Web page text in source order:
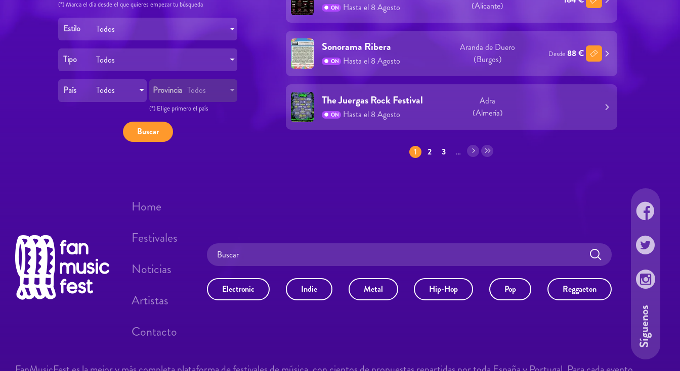
(*) Marca el día desde el que quieres empezar tu búsqueda
Estilo Todos
Tipo Todos
País Todos Provincia Todos
(*) Elige primero el país
ON Hasta el 8 Agosto
(Alicante)
ON Hasta el 8 Agosto
Sonorama Ribera
Aranda de Duero
(Burgos)
Desde 88 €
ON Hasta el 8 Agosto
The Juergas Rock Festival
Adra
(Almería)
1 2 3 …
Electronic Indie Metal Hip-Hop Pop Reggaeton
Home
Festivales
Noticias
Artistas
Contacto
Síguenos